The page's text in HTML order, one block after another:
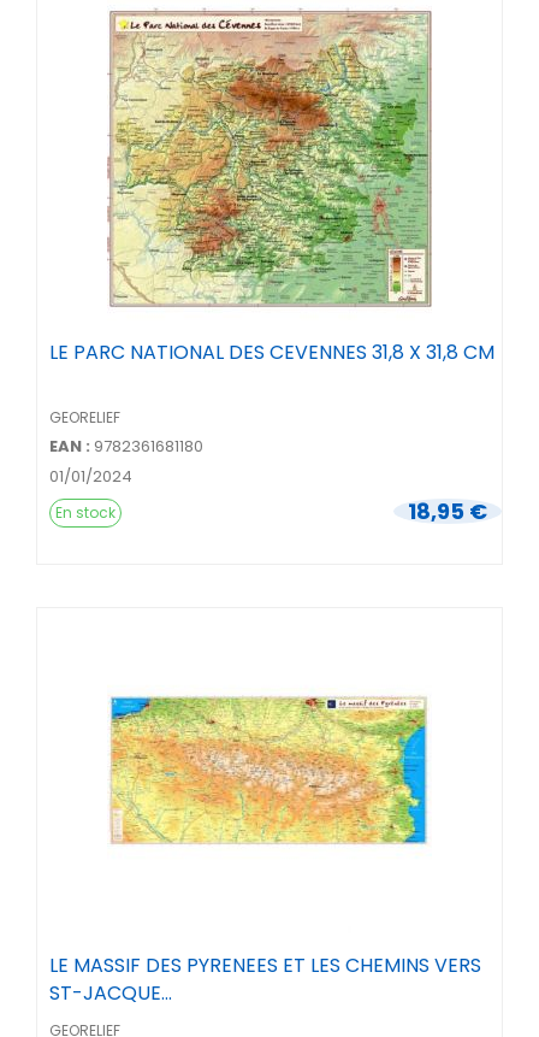
LE PARC NATIONAL DES CEVENNES 31,8 X 31,8 CM
GEORELIEF
EAN : 9782361681180
01/01/2024
18,95 €
En stock
LE MASSIF DES PYRENEES ET LES CHEMINS VERS
ST-JACQUE...
GEORELIEF